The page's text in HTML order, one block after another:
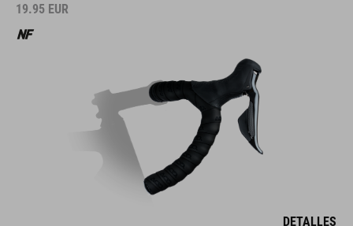
19.95 EUR
DETALLES